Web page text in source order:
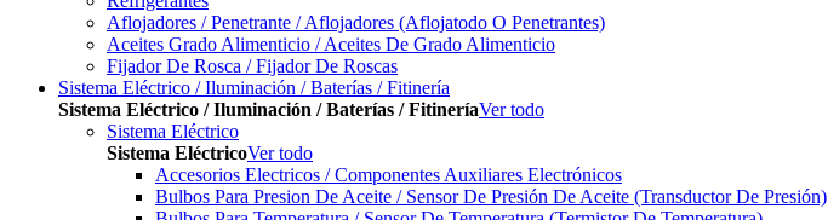
Aflojadores / Penetrante / Aflojadores (Aflojatodo O Penetrantes)
Aceites Grado Alimenticio / Aceites De Grado Alimenticio
Fijador De Rosca / Fijador De Roscas
Sistema Eléctrico / Iluminación / Baterías / Fitinería
Sistema Eléctrico / Iluminación / Baterías / FitineríaVer todo
Sistema Eléctrico
Sistema EléctricoVer todo
Accesorios Electricos / Componentes Auxiliares Electrónicos
Bulbos Para Presion De Aceite / Sensor De Presión De Aceite (Transductor De Presión)